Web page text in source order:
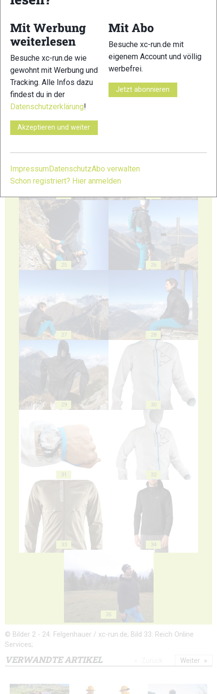
19 20
21
25 26
27 28
29 30
31 32
33 34
35
© Bilder 2 - 24: Felgenhauer / xc-run.de; Bild 33: Reich Online
Services;
VERWANDTE ARTIKEL Weiter
Mit Werbung
weiterlesen
Besuche xc-run.de wie
gewohnt mit Werbung und
Tracking. Alle Infos dazu
findest du in der
Datenschutzerklärung!
Akzeptieren und weiter
Mit Abo
Besuche xc-run.de mit
eigenem Account und völlig
werbefrei.
Jetzt abonnieren
Impressum DatenschutzAbo verwalten
Schon registriert? Hier anmelden